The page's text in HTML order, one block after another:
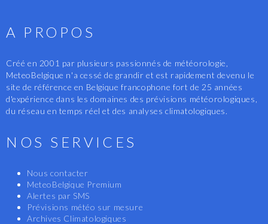
A PROPOS
Créé en 2001 par plusieurs passionnés de météorologie,
MeteoBelgique n'a cessé de grandir et est rapidement devenu le
site de référence en Belgique francophone fort de 25 années
d'expérience dans les domaines des prévisions météorologiques,
du réseau en temps réel et des analyses climatologiques.
NOS SERVICES
Nous contacter
MeteoBelgique Premium
Alertes par SMS
Prévisions météo sur mesure
Archives Climatologiques